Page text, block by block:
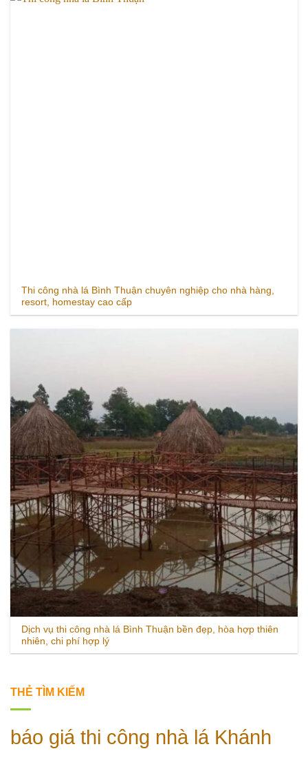
Thi công nhà lá Bình Thuận chuyên nghiệp cho nhà hàng,
resort, homestay cao cấp
Dịch vụ thi công nhà lá Bình Thuận bền đẹp, hòa hợp thiên
nhiên, chi phí hợp lý
THẺ TÌM KIẾM
báo giá thi công nhà lá Khánh